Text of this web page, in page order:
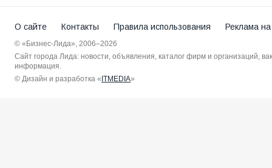
О сайте Контакты Правила использования Реклама
© «Бизнес-Лида», 2006–2026
Сайт города Лида: новости, объявления, каталог фирм и организаций,
информация.
© Дизайн и разработка «ITMEDIA»